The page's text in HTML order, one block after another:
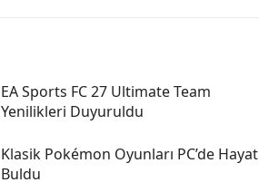
EA Sports FC 27 Ultimate Team
Yenilikleri Duyuruldu
Klasik Pokémon Oyunları PC’de Hayat
Buldu